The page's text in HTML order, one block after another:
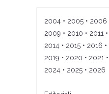
2004 • 2005 • 2006
2009 • 2010 • 2011 •
2014 • 2015 • 2016 •
2019 • 2020 • 2021 •
2024 • 2025 • 2026